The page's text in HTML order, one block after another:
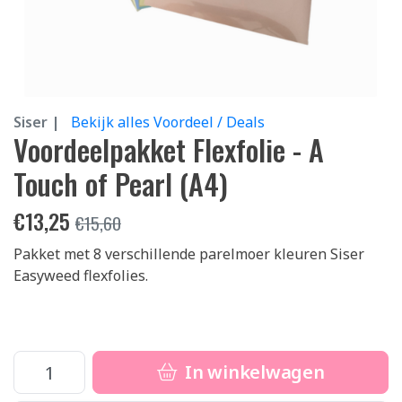
Siser | Bekijk alles Voordeel / Deals
Voordeelpakket Flexfolie - A
Touch of Pearl (A4)
€13,25 €15,60
Pakket met 8 verschillende parelmoer kleuren Siser
Easyweed flexfolies.
In winkelwagen